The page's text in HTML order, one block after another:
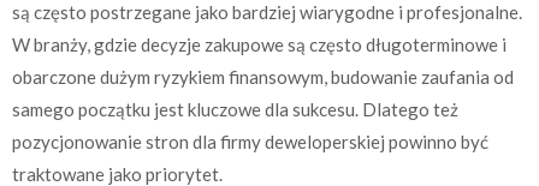
są często postrzegane jako bardziej wiarygodne i profesjonalne.
W branży, gdzie decyzje zakupowe są często długoterminowe i
obarczone dużym ryzykiem finansowym, budowanie zaufania od
samego początku jest kluczowe dla sukcesu. Dlatego też
pozycjonowanie stron dla firmy deweloperskiej powinno być
traktowane jako priorytet.